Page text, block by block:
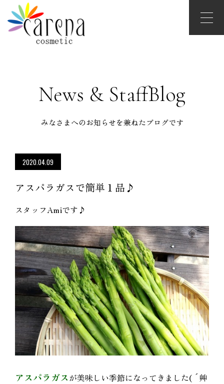
News & StaffBlog
みなさまへのお知らせを兼ねたブログです
2020.04.09
アスパラガスで簡単１品♪
スタッフAmiです♪
アスパラガスが美味しい季節になってきました( ´艸